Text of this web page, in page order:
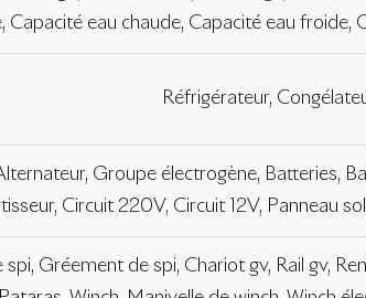
Capacité eau chaude, Capacité eau froide,
Réfrigérateur,
Groupe électrogène, Batteries,
Circuit 220V, Circuit 12V, Panneau
spi, Gréement de spi, Chariot gv, Rail gv,